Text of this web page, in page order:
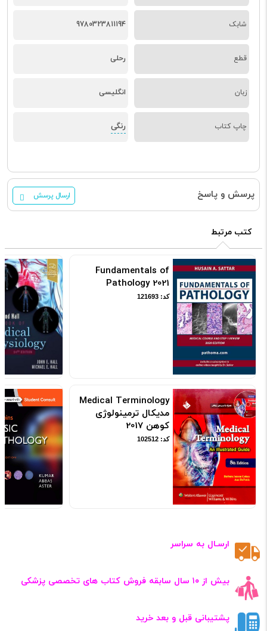
شابک 9780323811194
قطع رحلی
زبان انگلیسی
چاپ کتاب رنگی
پرسش و پاسخ ارسال پرسش
کتب مرتبط
Fundamentals of
Pathology 2021
کد: 121693
Medical Terminology
مدیکال ترمینولوژی
کوهن 2017
کد: 102512
ارسـال به سراسر
بیش از ۱۰ سال سابقه فروش کتاب‌ های تخصصی پزشکی
پشتیبانی قبل و بعد خرید